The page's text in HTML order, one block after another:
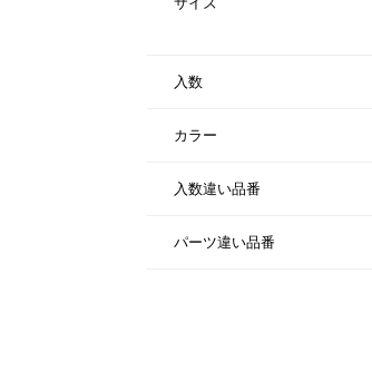
入数
カラー
入数違い品番
パーツ違い品番